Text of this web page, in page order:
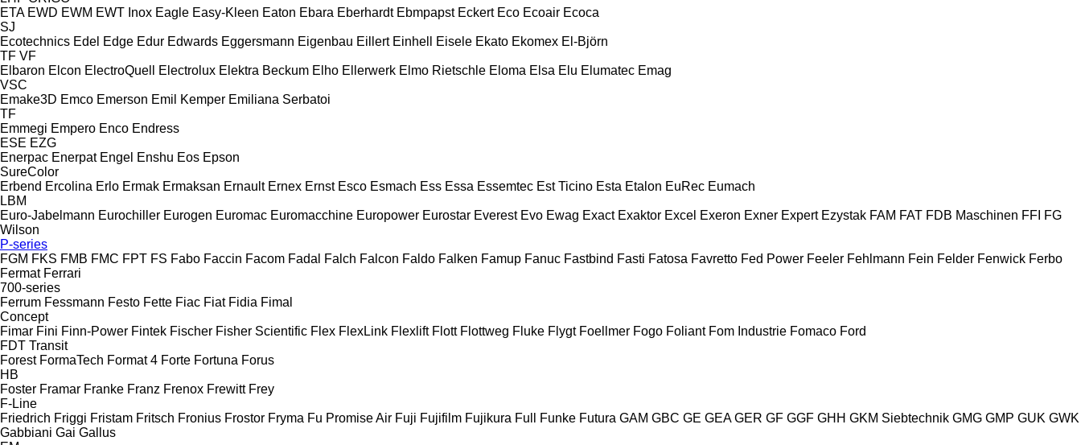
ETA EWD EWM EWT Inox Eagle Easy-Kleen Eaton Ebara Eberhardt Ebmpapst Eckert Eco Ecoair Ecoca
SJ
Ecotechnics Edel Edge Edur Edwards Eggersmann Eigenbau Eillert Einhell Eisele Ekato Ekomex El-Björn
TF VF
Elbaron Elcon ElectroQuell Electrolux Elektra Beckum Elho Ellerwerk Elmo Rietschle Eloma Elsa Elu Elumatec Emag
VSC
Emake3D Emco Emerson Emil Kemper Emiliana Serbatoi
TF
Emmegi Empero Enco Endress
ESE EZG
Enerpac Enerpat Engel Enshu Eos Epson
SureColor
Erbend Ercolina Erlo Ermak Ermaksan Ernault Ernex Ernst Esco Esmach Ess Essa Essemtec Est Ticino Esta Etalon EuRec Eumach
LBM
Euro-Jabelmann Eurochiller Eurogen Euromac Euromacchine Europower Eurostar Everest Evo Ewag Exact Exaktor Excel Exeron Exner Expert Ezystak FAM FAT FDB Maschinen FFI FG
Wilson
P-series
FGM FKS FMB FMC FPT FS Fabo Faccin Facom Fadal Falch Falcon Faldo Falken Famup Fanuc Fastbind Fasti Fatosa Favretto Fed Power Feeler Fehlmann Fein Felder Fenwick Ferbo
Fermat Ferrari
700-series
Ferrum Fessmann Festo Fette Fiac Fiat Fidia Fimal
Concept
Fimar Fini Finn-Power Fintek Fischer Fisher Scientific Flex FlexLink Flexlift Flott Flottweg Fluke Flygt Foellmer Fogo Foliant Fom Industrie Fomaco Ford
FDT Transit
Forest FormaTech Format 4 Forte Fortuna Forus
HB
Foster Framar Franke Franz Frenox Frewitt Frey
F-Line
Friedrich Friggi Fristam Fritsch Fronius Frostor Fryma Fu Promise Air Fuji Fujifilm Fujikura Full Funke Futura GAM GBC GE GEA GER GF GGF GHH GKM Siebtechnik GMG GMP GUK GWK
Gabbiani Gai Gallus